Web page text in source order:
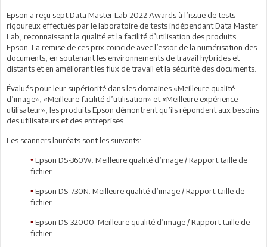
Epson a reçu sept Data Master Lab 2022 Awards à l’issue de tests
rigoureux effectués par le laboratoire de tests indépendant Data Master
Lab, reconnaissant la qualité et la facilité d’utilisation des produits
Epson. La remise de ces prix coïncide avec l’essor de la numérisation des
documents, en soutenant les environnements de travail hybrides et
distants et en améliorant les flux de travail et la sécurité des documents.
Évalués pour leur supériorité dans les domaines «Meilleure qualité
d’image», «Meilleure facilité d’utilisation» et «Meilleure expérience
utilisateur», les produits Epson démontrent qu’ils répondent aux besoins
des utilisateurs et des entreprises.
Les scanners lauréats sont les suivants:
• Epson DS-360W: Meilleure qualité d’image / Rapport taille de
fichier
• Epson DS-730N: Meilleure qualité d’image / Rapport taille de
fichier
• Epson DS-32000: Meilleure qualité d’image / Rapport taille de
fichier